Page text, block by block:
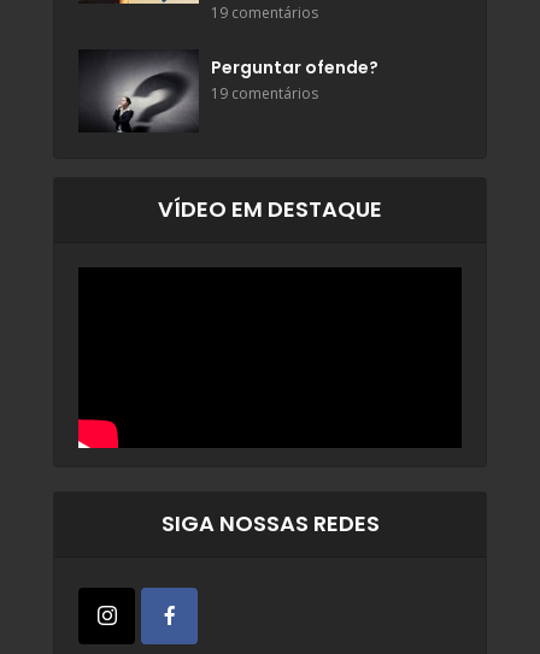
19 comentários
Perguntar ofende?
19 comentários
VÍDEO EM DESTAQUE
SIGA NOSSAS REDES